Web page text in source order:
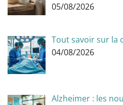
05/08/2026
Tout savoir sur la
04/08/2026
Alzheimer : les